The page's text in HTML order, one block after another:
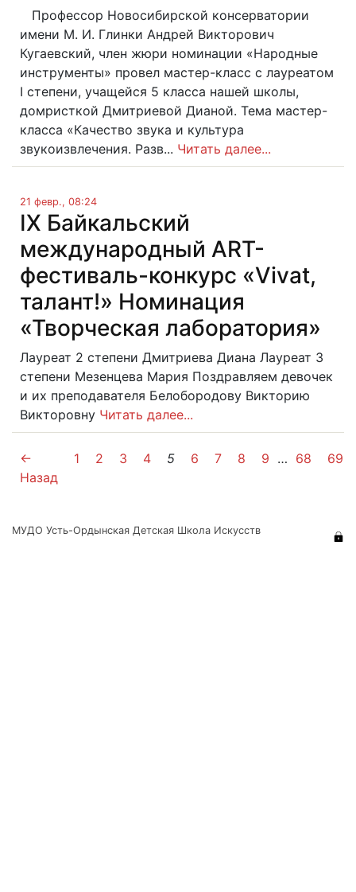
Профессор Новосибирской консерватории
имени М. И. Глинки Андрей Викторович
Кугаевский, член жюри номинации «Народные
инструменты» провел мастер-класс с лауреатом
I степени, учащейся 5 класса нашей школы,
домристкой Дмитриевой Дианой. Тема мастер-
класса «Качество звука и культура
звукоизвлечения. Разв... Читать далее...
21 февр., 08:24
IX Байкальский
международный ART-
фестиваль-конкурс «Vivat,
талант!» Номинация
«Творческая лаборатория»
Лауреат 2 степени Дмитриева Диана Лауреат 3
степени Мезенцева Мария Поздравляем девочек
и их преподавателя Белобородову Викторию
Викторовну Читать далее...
←
Назад
1 2 3 4 5 6 7 8 9 … 68 69
МУДО Усть-Ордынская Детская Школа Искусств